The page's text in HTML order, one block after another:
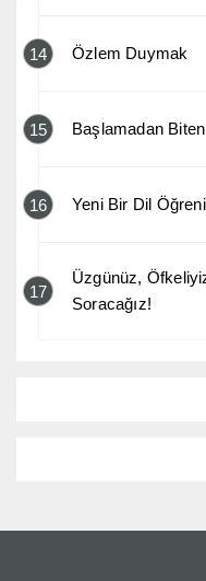
14 Özlem Duymak
15 Başlamadan
16 Yeni Bir Dil
17
Üzgünüz,
Soracağız!